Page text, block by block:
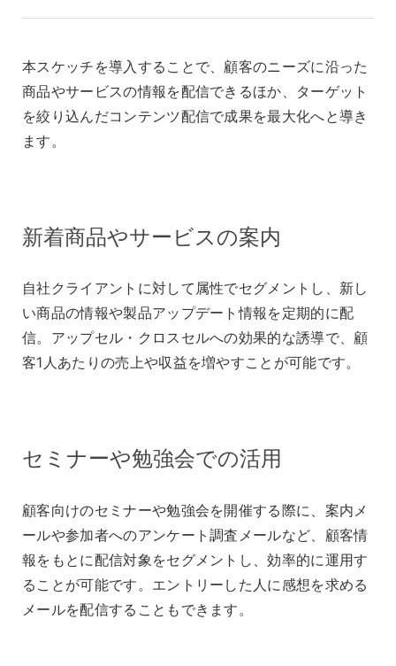
本スケッチを導入することで、顧客のニーズに沿った
商品やサービスの情報を配信できるほか、ターゲット
を絞り込んだコンテンツ配信で成果を最大化へと導き
ます。
新着商品やサービスの案内
自社クライアントに対して属性でセグメントし、新し
い商品の情報や製品アップデート情報を定期的に配
信。アップセル・クロスセルへの効果的な誘導で、顧
客1人あたりの売上や収益を増やすことが可能です。
セミナーや勉強会での活用
顧客向けのセミナーや勉強会を開催する際に、案内メ
ールや参加者へのアンケート調査メールなど、顧客情
報をもとに配信対象をセグメントし、効率的に運用す
ることが可能です。エントリーした人に感想を求める
メールを配信することもできます。